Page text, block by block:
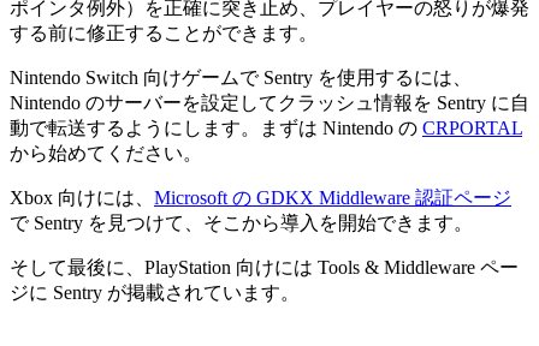
ポインタ例外）を正確に突き止め、プレイヤーの怒りが爆発
する前に修正することができます。
Nintendo Switch 向けゲームで Sentry を使用するには、
Nintendo のサーバーを設定してクラッシュ情報を Sentry に自
動で転送するようにします。まずは Nintendo の CRPORTAL
から始めてください。
Xbox 向けには、 Microsoft の GDKX Middleware 認証ページ
で Sentry を見つけて、そこから導入を開始できます。
そして最後に、PlayStation 向けには Tools & Middleware ペー
ジに Sentry が掲載されています。